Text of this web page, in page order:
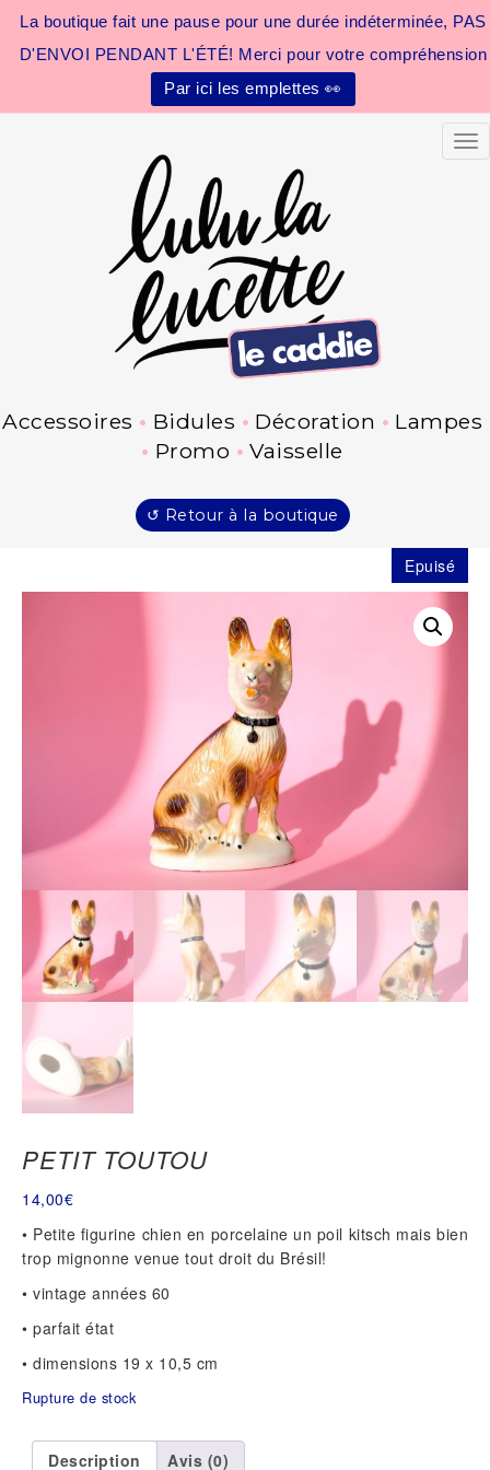
La boutique fait une pause pour une durée indéterminée, PAS
D'ENVOI PENDANT L'ÉTÉ! Merci pour votre compréhension
Par ici les emplettes 👀
Accessoires Bidules Décoration
Lampes
Promo
Vaisselle
↺ Retour à la boutique
Epuisé
PETIT TOUTOU
14,00€
• Petite figurine chien en porcelaine un poil kitsch mais bien
trop mignonne venue tout droit du Brésil!
• vintage années 60
• parfait état
• dimensions 19 x 10,5 cm
Rupture de stock
Description Avis (0)